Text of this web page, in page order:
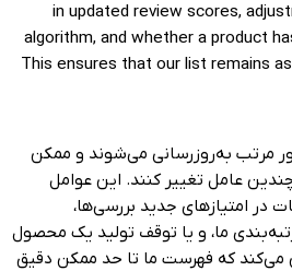
in updated review scores,
algorithm, and whether a product
This ensures that our list remains
مرتب به‌روزرسانی می‌شوند و ممکن
عامل تغییر کنند. این عوامل
در امتیازهای جدید بررسی‌ها،
ما، و یا توقف تولید یک محصول
می‌کند که فهرست ما تا حد ممکن دقیق